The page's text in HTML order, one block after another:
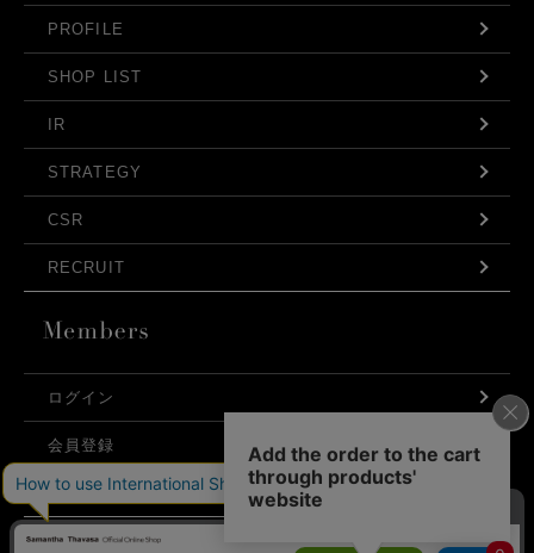
PROFILE
SHOP LIST
IR
STRATEGY
CSR
RECRUIT
ログイン
会員登録
利用規約
お問い合わせ